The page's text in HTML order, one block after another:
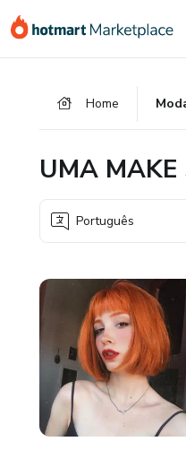
para
para
para
Home
UMA MAKE
Português